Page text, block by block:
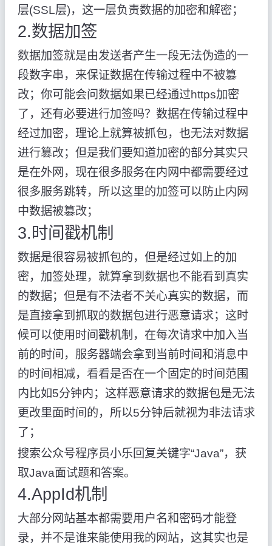
层(SSL层)，这一层负责数据的加密和解密；
2.数据加签
数据加签就是由发送者产生一段无法伪造的一
段数字串，来保证数据在传输过程中不被篡
改；你可能会问数据如果已经通过https加密
了，还有必要进行加签吗？数据在传输过程中
经过加密，理论上就算被抓包，也无法对数据
进行篡改；但是我们要知道加密的部分其实只
是在外网，现在很多服务在内网中都需要经过
很多服务跳转，所以这里的加签可以防止内网
中数据被篡改；
3.时间戳机制
数据是很容易被抓包的，但是经过如上的加
密，加签处理，就算拿到数据也不能看到真实
的数据；但是有不法者不关心真实的数据，而
是直接拿到抓取的数据包进行恶意请求；这时
候可以使用时间戳机制，在每次请求中加入当
前的时间，服务器端会拿到当前时间和消息中
的时间相减，看看是否在一个固定的时间范围
内比如5分钟内；这样恶意请求的数据包是无法
更改里面时间的，所以5分钟后就视为非法请求
了；
搜索公众号程序员小乐回复关键字“Java”，获
取Java面试题和答案。
4.AppId机制
大部分网站基本都需要用户名和密码才能登
录，并不是谁来能使用我的网站，这其实也是